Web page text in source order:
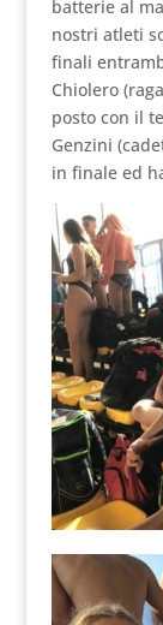
batterie al
nostri atleti
finali
Chiolero
posto con il
Genzini
in finale ed